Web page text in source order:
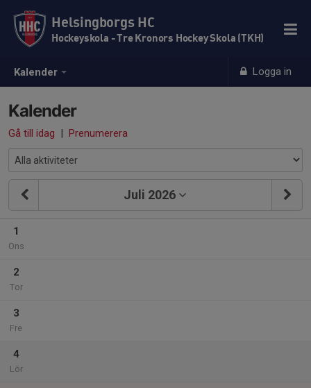
Kalender Logga in
Helsingborgs HC
Hockeyskola - Tre Kronors Hockey Skola (TKH)
Kalender
Gå till idag | Prenumerera
Juli 2026
1
Ons
2
Tor
3
Fre
4
Lör